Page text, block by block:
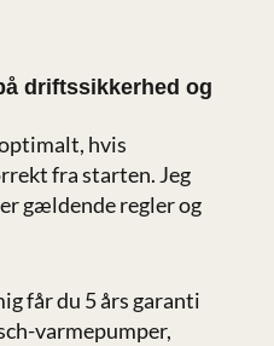
driftssikkerhed og
hvis
fra starten. Jeg
gældende regler og
får du 5 års garanti
varmepumper,